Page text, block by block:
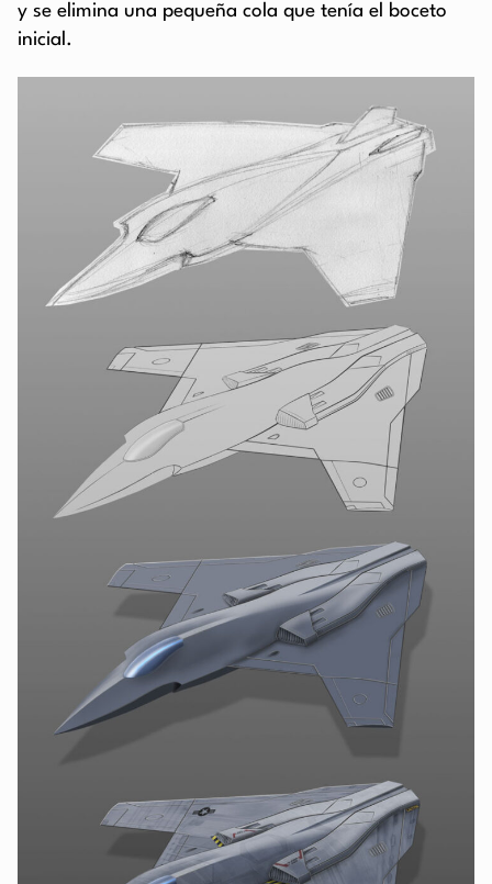
y se elimina una pequeña cola que tenía el boceto
inicial.